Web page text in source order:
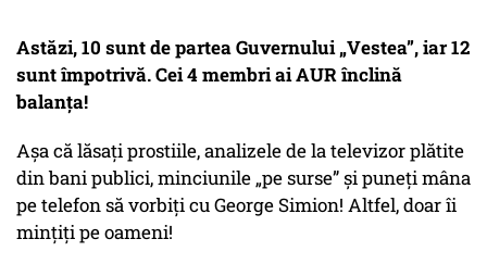
Astăzi, 10 sunt de partea Guvernului „Vestea”, iar 12
sunt împotrivă. Cei 4 membri ai AUR înclină
balanța!
Așa că lăsați prostiile, analizele de la televizor plătite
din bani publici, minciunile „pe surse” și puneți mâna
pe telefon să vorbiți cu George Simion! Altfel, doar îi
mințiți pe oameni!